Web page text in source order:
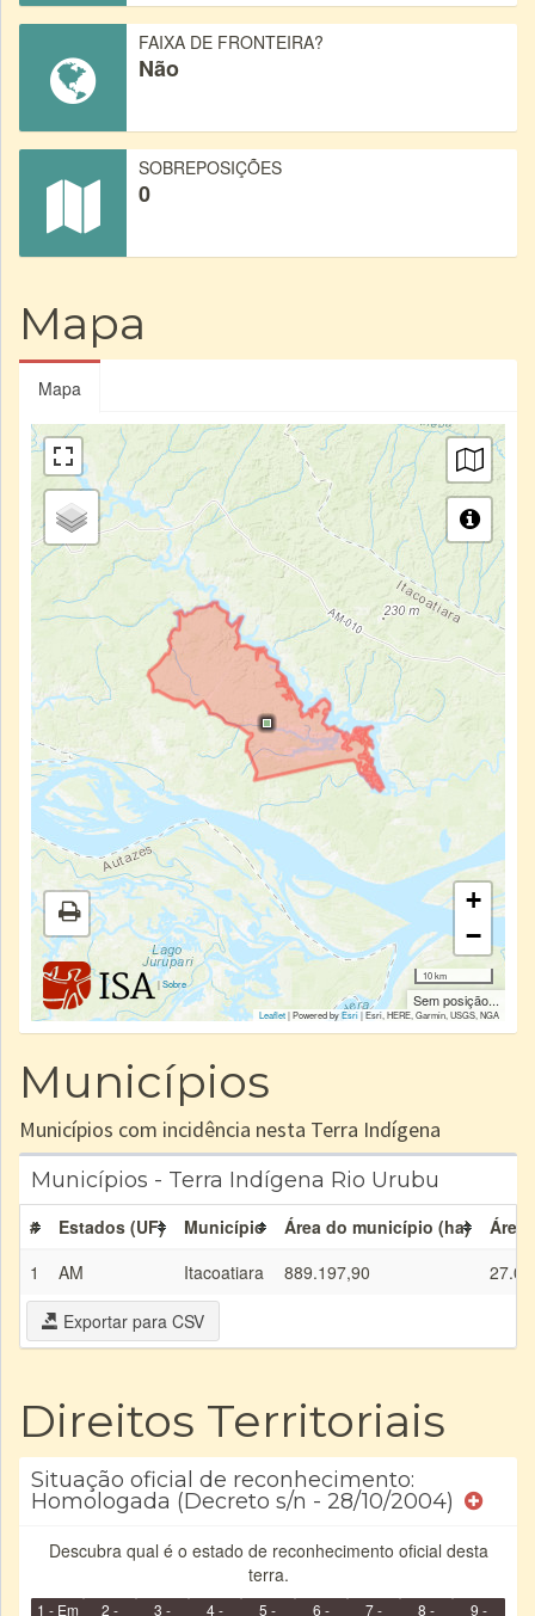
FAIXA DE FRONTEIRA?
Não
SOBREPOSIÇÕES
0
Mapa
Mapa
|Sobre
+
−
10 km
Sem posição...
Leaflet| Powered byEsri|Esri, HERE, Garmin, USGS, NGA
Municípios
Municípios com incidência nesta Terra Indígena
Municípios - Terra Indígena Rio Urubu
# Estados (UF) Município Área do município (ha)
Área
1
AM Itacoatiara 889.197,90
Exportar para CSV
Direitos Territoriais
Situação oficial de reconhecimento:
Homologada (Decreto s/n - 28/10/2004)
Descubra qual é o estado de reconhecimento oficial desta
terra.
1 - Em 2 - 3 - 4 - 5 - 6 - 7 - 8 - 9 -